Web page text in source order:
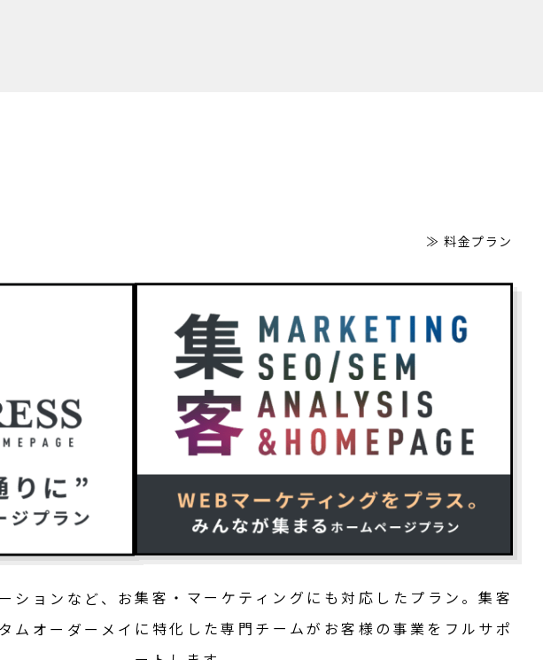
≫ 料金プラン
ションなど、お
ムオーダーメイ
集客・マーケティングにも対応したプラン。集客
に特化した専門チームがお客様の事業をフルサポ